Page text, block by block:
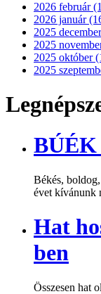
2026 február
2026 január
2025
2025
2025 október
2025
BÚÉK
Békés,
évet kívánunk
Hat
ben
Összesen hat